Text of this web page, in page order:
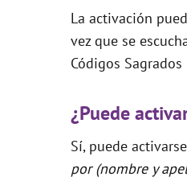
La activación
vez que se
Códigos
¿Puede
Sí, puede
por (nombre y